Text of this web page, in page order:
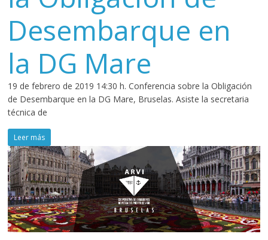
Desembarque en
la DG Mare
19 de febrero de 2019 14:30 h. Conferencia sobre la Obligación
de Desembarque en la DG Mare, Bruselas. Asiste la secretaria
técnica de
Leer más